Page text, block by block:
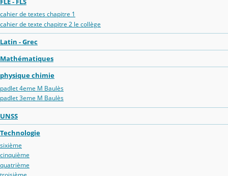
cahier de textes chapitre 1
cahier de texte chapitre 2 le collège
Latin - Grec
Mathématiques
physique chimie
padlet 4eme M Baulès
padlet 3eme M Baulès
UNSS
Technologie
sixième
cinquième
quatrième